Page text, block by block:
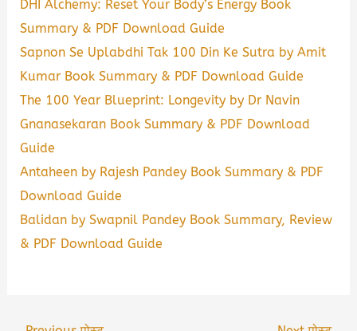
DHI Alchemy: Reset Your Body’s Energy Book
Summary & PDF Download Guide
Sapnon Se Uplabdhi Tak 100 Din Ke Sutra by Amit
Kumar Book Summary & PDF Download Guide
The 100 Year Blueprint: Longevity by Dr Navin
Gnanasekaran Book Summary & PDF Download
Guide
Antaheen by Rajesh Pandey Book Summary & PDF
Download Guide
Balidan by Swapnil Pandey Book Summary, Review
& PDF Download Guide